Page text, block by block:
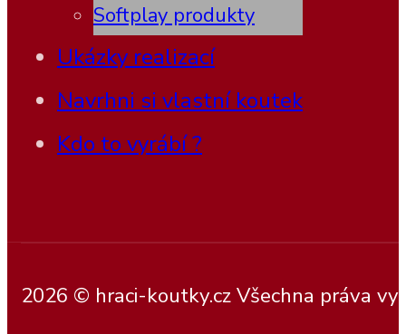
Softplay produkty
Ukázky realizací
Navrhni si vlastní koutek
Kdo to vyrábí ?
2026 © hraci-koutky.cz Všechna práva